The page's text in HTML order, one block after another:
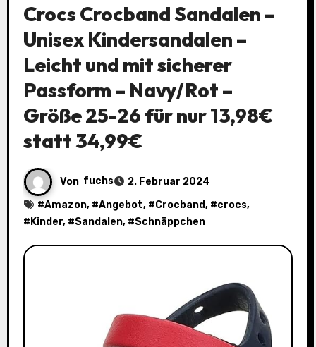
Crocs Crocband Sandalen –
Unisex Kindersandalen –
Leicht und mit sicherer
Passform – Navy/Rot –
Größe 25-26 für nur 13,98€
statt 34,99€
Von fuchs
2. Februar 2024
#Amazon, #Angebot, #Crocband, #crocs,
# Kinder, #Sandalen, #Schnäppchen